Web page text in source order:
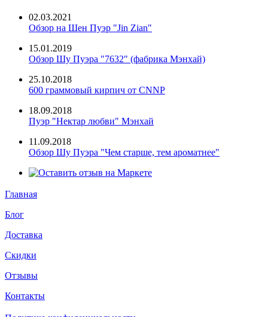
02.03.2021
Обзор на Шен Пуэр "Jin Zian"
15.01.2019
Обзор Шу Пуэра "7632" (фабрика Мэнхай)
25.10.2018
600 граммовый кирпич от CNNP
18.09.2018
Пуэр "Нектар любви" Мэнхай
11.09.2018
Обзор Шу Пуэра "Чем старше, тем ароматнее"
Главная
Блог
Доставка
Скидки
Отзывы
Контакты